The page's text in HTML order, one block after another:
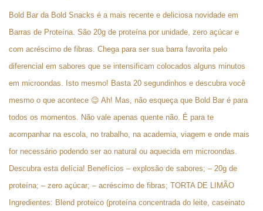
Bold Bar da Bold Snacks é a mais recente e deliciosa novidade em
Barras de Proteína. São 20g de proteína por unidade, zero açúcar e
com acréscimo de fibras. Chega para ser sua barra favorita pelo
diferencial em sabores que se intensificam colocados alguns minutos
em microondas. Isto mesmo! Basta 20 segundinhos e descubra você
mesmo o que acontece 😉 Ah! Mas, não esqueça que Bold Bar é para
todos os momentos. Não vale apenas quente não. É para te
acompanhar na escola, no trabalho, na academia, viagem e onde mais
for necessário podendo ser ao natural ou aquecida em microondas.
Descubra esta delícia! Benefícios – explosão de sabores; – 20g de
proteína; – zero açúcar; – acréscimo de fibras; TORTA DE LIMÃO
Ingredientes: Blend proteico (proteína concentrada do leite, caseinato